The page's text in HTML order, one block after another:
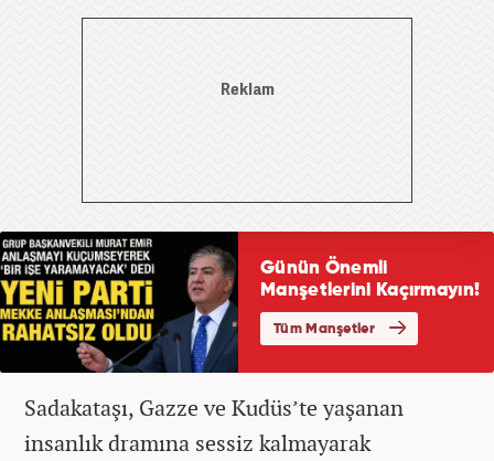
Sadakataşı, Gazze ve Kudüs’te yaşanan
insanlık dramına sessiz kalmayarak